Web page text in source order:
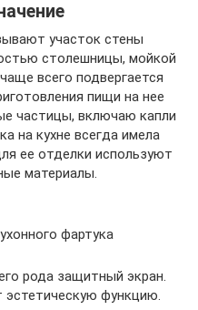
участок стены
столешницы, мойкой
всего подвергается
пищи на нее
частицы, включаю капли
на кухне всегда имела
ее отделки используют
материалы.
фартука
рода защитный экран.
эстетическую функцию.